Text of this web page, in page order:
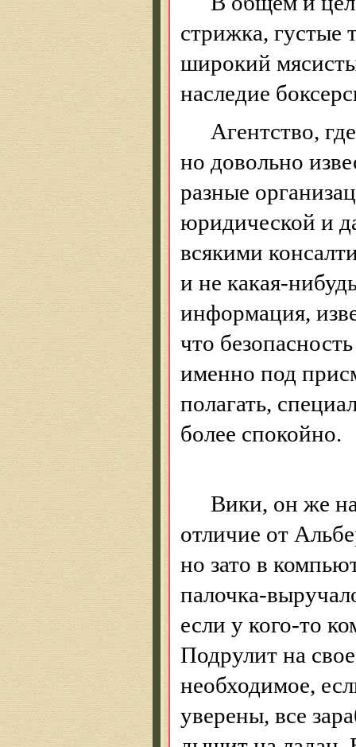
стрижка, густые
широкий
наследие
Агентство,
но довольно
разные
юридической и
всякими
и не какая-
информация,
что
именно под
полагать,
более спокойно.
Вики, он же
отличие от
но зато в
палочка-
если у кого-то
Подрулит на
необходимое,
уверены, все